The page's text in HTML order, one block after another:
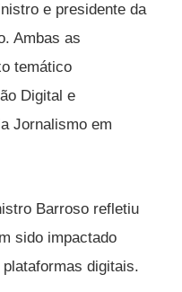
e presidente da
Ambas as
temático
Digital e
Jornalismo em
Barroso refletiu
sido impactado
digitais.